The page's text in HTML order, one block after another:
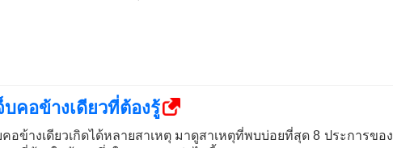
บคอข้างเดียวที่ต้องรู้
คอข้างเดียวเกิดได้หลายสาเหตุ มาดูสาเหตุที่พบบ่อยที่สุด 8 ประการของ